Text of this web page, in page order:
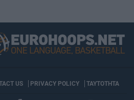
US PRIVACY POLICY ΤΑΥΤΟΤΗΤΑ